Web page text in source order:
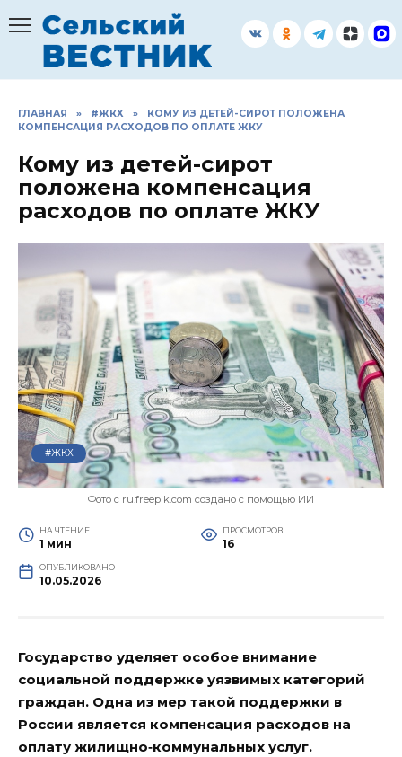
содержанию
ГЛАВНАЯ » #ЖКХ »
КОМУ ИЗ ДЕТЕЙ-СИРОТ ПОЛОЖЕНА
КОМПЕНСАЦИЯ РАСХОДОВ ПО ОПЛАТЕ ЖКУ
Кому из детей-сирот
положена компенсация
расходов по оплате ЖКУ
#ЖКХ
Фото с ru.freepik.com создано с помощью ИИ
НА ЧТЕНИЕ
1 мин
ПРОСМОТРОВ
16
ОПУБЛИКОВАНО
10.05.2026
Государство уделяет особое внимание
социальной поддержке уязвимых категорий
граждан. Одна из мер такой поддержки в
России является компенсация расходов на
оплату жилищно‑коммунальных услуг.